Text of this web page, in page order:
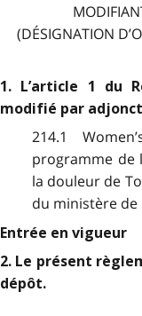
(DÉSIGNATION
1. L’article 1 du
modifié par
214.1
programme de
la douleur de
du ministère de
Entrée en vigueur
2. Le présent
dépôt.